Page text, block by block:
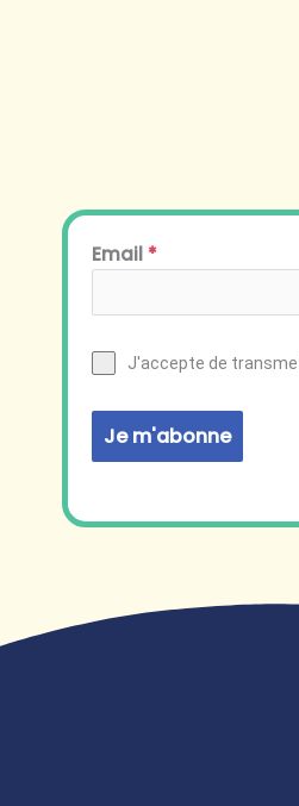
Email *
J'accepte de
Je m'abonne